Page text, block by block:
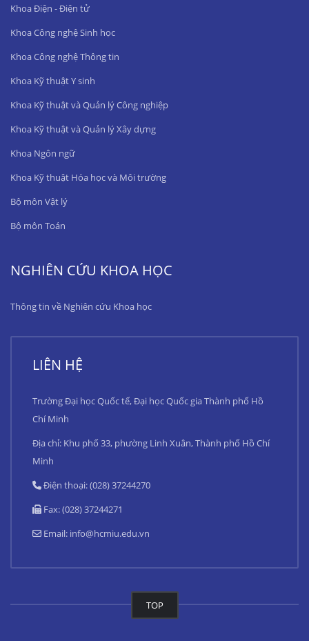
Khoa Điện - Điện tử
Khoa Công nghệ Sinh học
Khoa Công nghệ Thông tin
Khoa Kỹ thuật Y sinh
Khoa Kỹ thuật và Quản lý Công nghiệp
Khoa Kỹ thuật và Quản lý Xây dựng
Khoa Ngôn ngữ
Khoa Kỹ thuật Hóa học và Môi trường
Bộ môn Vật lý
Bộ môn Toán
NGHIÊN CỨU KHOA HỌC
Thông tin về Nghiên cứu Khoa học
LIÊN HỆ
Trường Đại học Quốc tế, Đại học Quốc gia Thành phố Hồ
Chí Minh
Địa chỉ: Khu phố 33, phường Linh Xuân, Thành phố Hồ Chí
Minh
Điện thoại: (028) 37244270
Fax: (028) 37244271
Email: info@hcmiu.edu.vn
TOP